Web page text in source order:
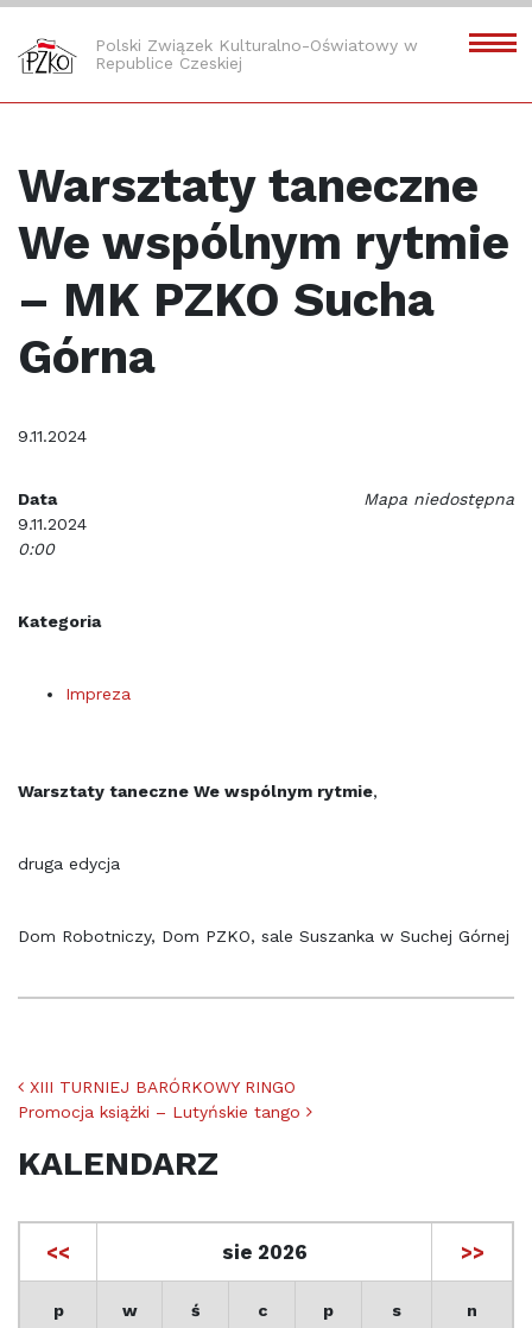
Polski Związek Kulturalno-Oświatowy w
Republice Czeskiej
Warsztaty taneczne
We wspólnym rytmie
– MK PZKO Sucha
Górna
9.11.2024
Mapa niedostępna
Data
9.11.2024
0:00
Kategoria
Impreza
Warsztaty taneczne We wspólnym rytmie,
druga edycja
Dom Robotniczy, Dom PZKO, sale Suszanka w Suchej Górnej
Nawigacja po artykułach
XIII TURNIEJ BARÓRKOWY RINGO
Promocja książki – Lutyńskie tango
KALENDARZ
<< sie 2026 >>
p w ś c p s n